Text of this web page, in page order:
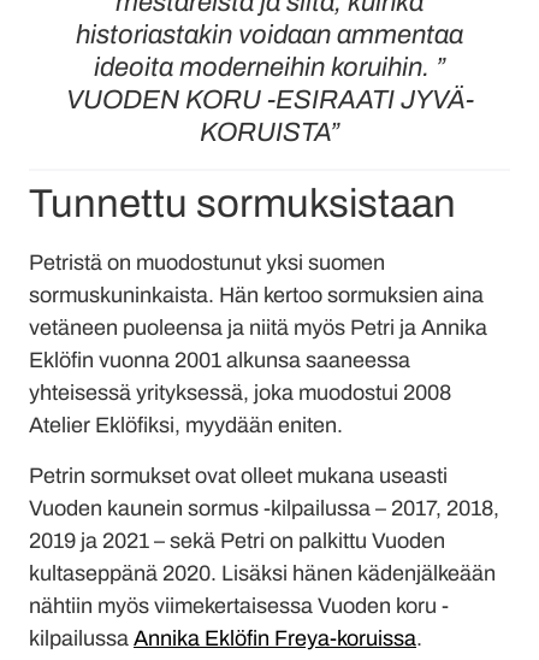
historiastakin voidaan ammentaa
ideoita moderneihin koruihin. ”
VUODEN KORU -ESIRAATI JYVÄ-
KORUISTA”
Tunnettu sormuksistaan
Petristä on muodostunut yksi suomen
sormuskuninkaista. Hän kertoo sormuksien aina
vetäneen puoleensa ja niitä myös Petri ja Annika
Eklöfin vuonna 2001 alkunsa saaneessa
yhteisessä yrityksessä, joka muodostui 2008
Atelier Eklöfiksi, myydään eniten.
Petrin sormukset ovat olleet mukana useasti
Vuoden kaunein sormus -kilpailussa – 2017, 2018,
2019 ja 2021 – sekä Petri on palkittu Vuoden
kultaseppänä 2020. Lisäksi hänen kädenjälkeään
nähtiin myös viimekertaisessa Vuoden koru -
kilpailussa Annika Eklöfin Freya-koruissa.